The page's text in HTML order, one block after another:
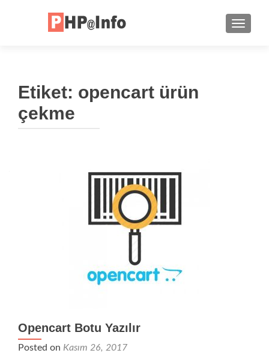
Etiket: opencart ürün
çekme
Opencart Botu Yazılır
Posted on Kasım 26, 2017